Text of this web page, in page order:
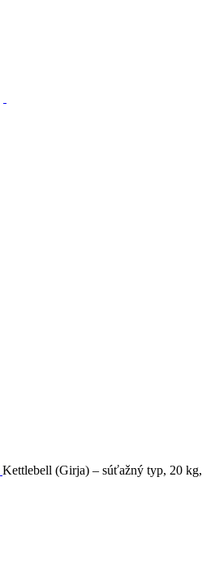
Kettlebell (Girja) – súťažný typ, 20 kg,